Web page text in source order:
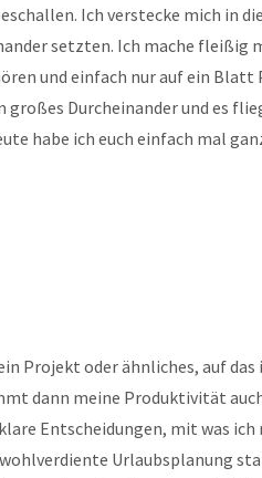
Ich verstecke mich in
setzten. Ich mache fleißig
und einfach nur auf ein
Durcheinander und es
habe ich euch einfach mal
Projekt oder ähnliches, auf das
dann meine Produktivität
Entscheidungen, mit was
Urlaubsplanung